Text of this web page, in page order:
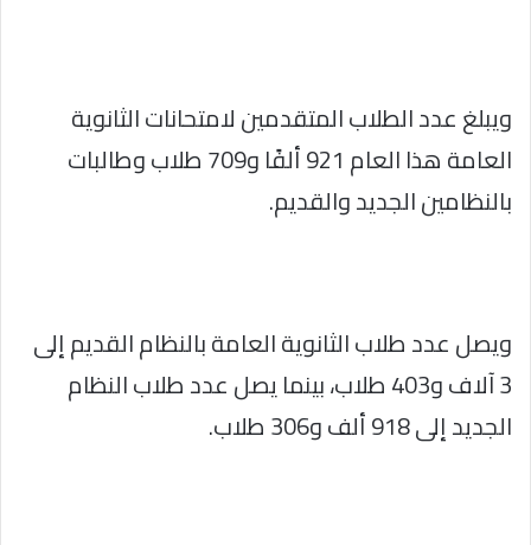
ويبلغ عدد الطلاب المتقدمين لامتحانات الثانوية
العامة هذا العام 921 ألفًا و709 طلاب وطالبات
بالنظامين الجديد والقديم.
ويصل عدد طلاب الثانوية العامة بالنظام القديم إلى
3 آلاف و403 طلاب، بينما يصل عدد طلاب النظام
الجديد إلى 918 ألف و306 طلاب.